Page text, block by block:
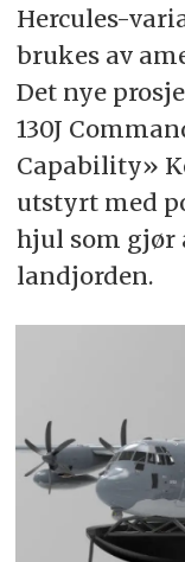
Hercules-
brukes av
Det nye
130J
Capability»
utstyrt med
hjul som gjør
landjorden.